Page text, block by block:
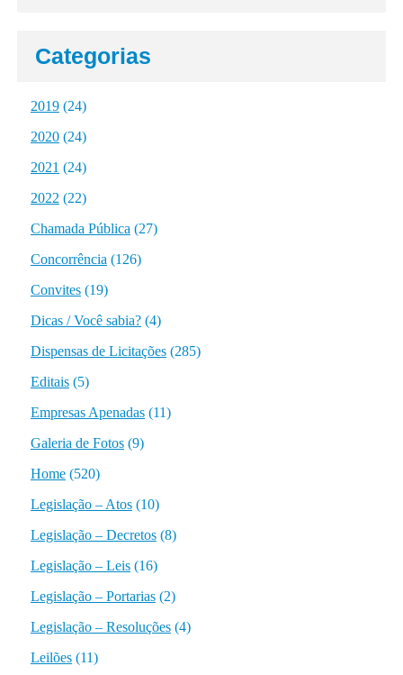
Categorias
2019(24)
2020(24)
2021 (24)
2022 (22)
Chamada Pública (27)
Concorrência (126)
Convites(19)
Dicas / Você sabia?(4)
Dispensas de Licitações(285)
Editais(5)
Empresas Apenadas(11)
Galeria de Fotos(9)
Home(520)
Legislação – Atos(10)
Legislação – Decretos(8)
Legislação – Leis(16)
Legislação – Portarias(2)
Legislação – Resoluções(4)
Leilões(11)